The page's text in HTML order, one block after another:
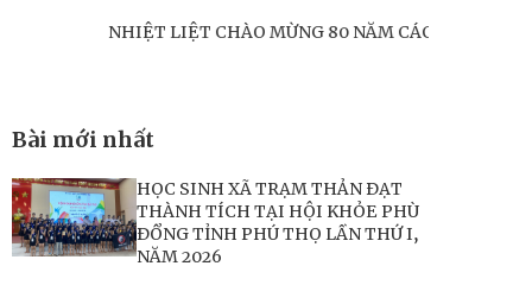
NHIỆT LIỆT CHÀO MỪNG 80 NĂM CÁCH MẠNG THÁNG
Bài mới nhất
HỌC SINH XÃ TRẠM THẢN ĐẠT
THÀNH TÍCH TẠI HỘI KHỎE PHÙ
ĐỔNG TỈNH PHÚ THỌ LẦN THỨ I,
NĂM 2026